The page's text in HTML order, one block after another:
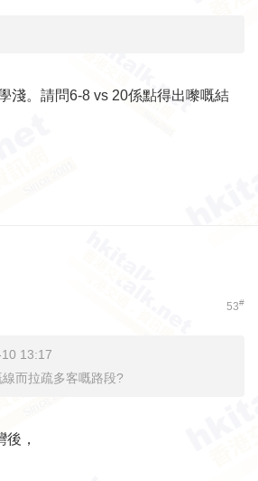
淺。請問6-8 vs 20係點得出嚟嘅結
53#
13:17
而拉疏多客嘅路段?
，